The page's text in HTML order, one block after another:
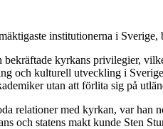
institutionerna i
kyrkans privilegier,
och kulturell utveckling i
utan att förlita sig på
relationer med kyrkan, var han
och statens makt kunde Sten